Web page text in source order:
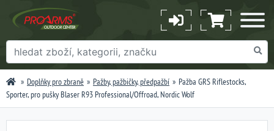
Doplňky pro zbraně Pažby, pažbičky, předpažbí
Pažba GRS Riflestocks,
Sporter, pro pušky Blaser R93 Professional/Offroad, Nordic Wolf